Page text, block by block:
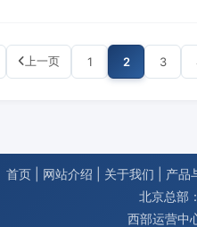
上一页 1 2 3
首页 网站介绍 关于我们
产品
北京总部
西部运营中